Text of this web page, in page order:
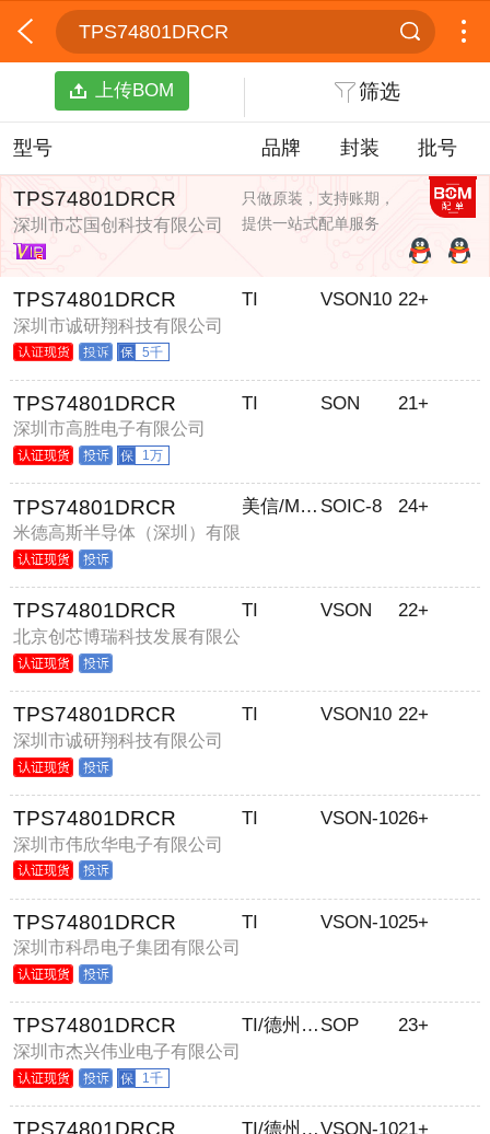
TPS74801DRCR
上传BOM 筛选
型号 品牌 封装 批号
TPS74801DRCR
深圳市芯国创科技有限公司
只做原装，支持账期，
提供一站式配单服务
TPS74801DRCR
深圳市诚研翔科技有限公司
5千
TI VSON10 22+
TPS74801DRCR
深圳市高胜电子有限公司
1万
TI SON 21+
TPS74801DRCR
米德高斯半导体（深圳）有限
公司
美信/MAXIM SOIC-8 24+
TPS74801DRCR
北京创芯博瑞科技发展有限公
司
TI VSON 22+
TPS74801DRCR
深圳市诚研翔科技有限公司
TI VSON10 22+
TPS74801DRCR
深圳市伟欣华电子有限公司
TI VSON-1026+
TPS74801DRCR
深圳市科昂电子集团有限公司
TI VSON-1025+
TPS74801DRCR
深圳市杰兴伟业电子有限公司
1千
TI/德州仪器 SOP 23+
TPS74801DRCR TI/德州仪器VSON-1021+